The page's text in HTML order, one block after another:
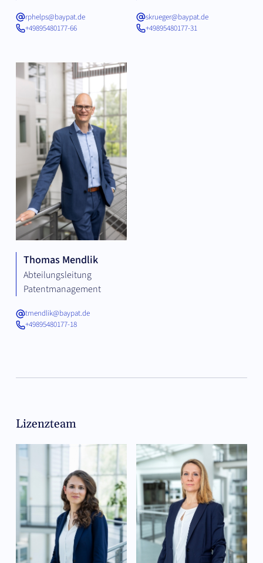
rphelps@baypat.de
+49895480177-66
skrueger@baypat.de
+49895480177-31
Thomas Mendlik
Abteilungsleitung
Patentmanagement
tmendlik@baypat.de
+49895480177-18
Lizenzteam